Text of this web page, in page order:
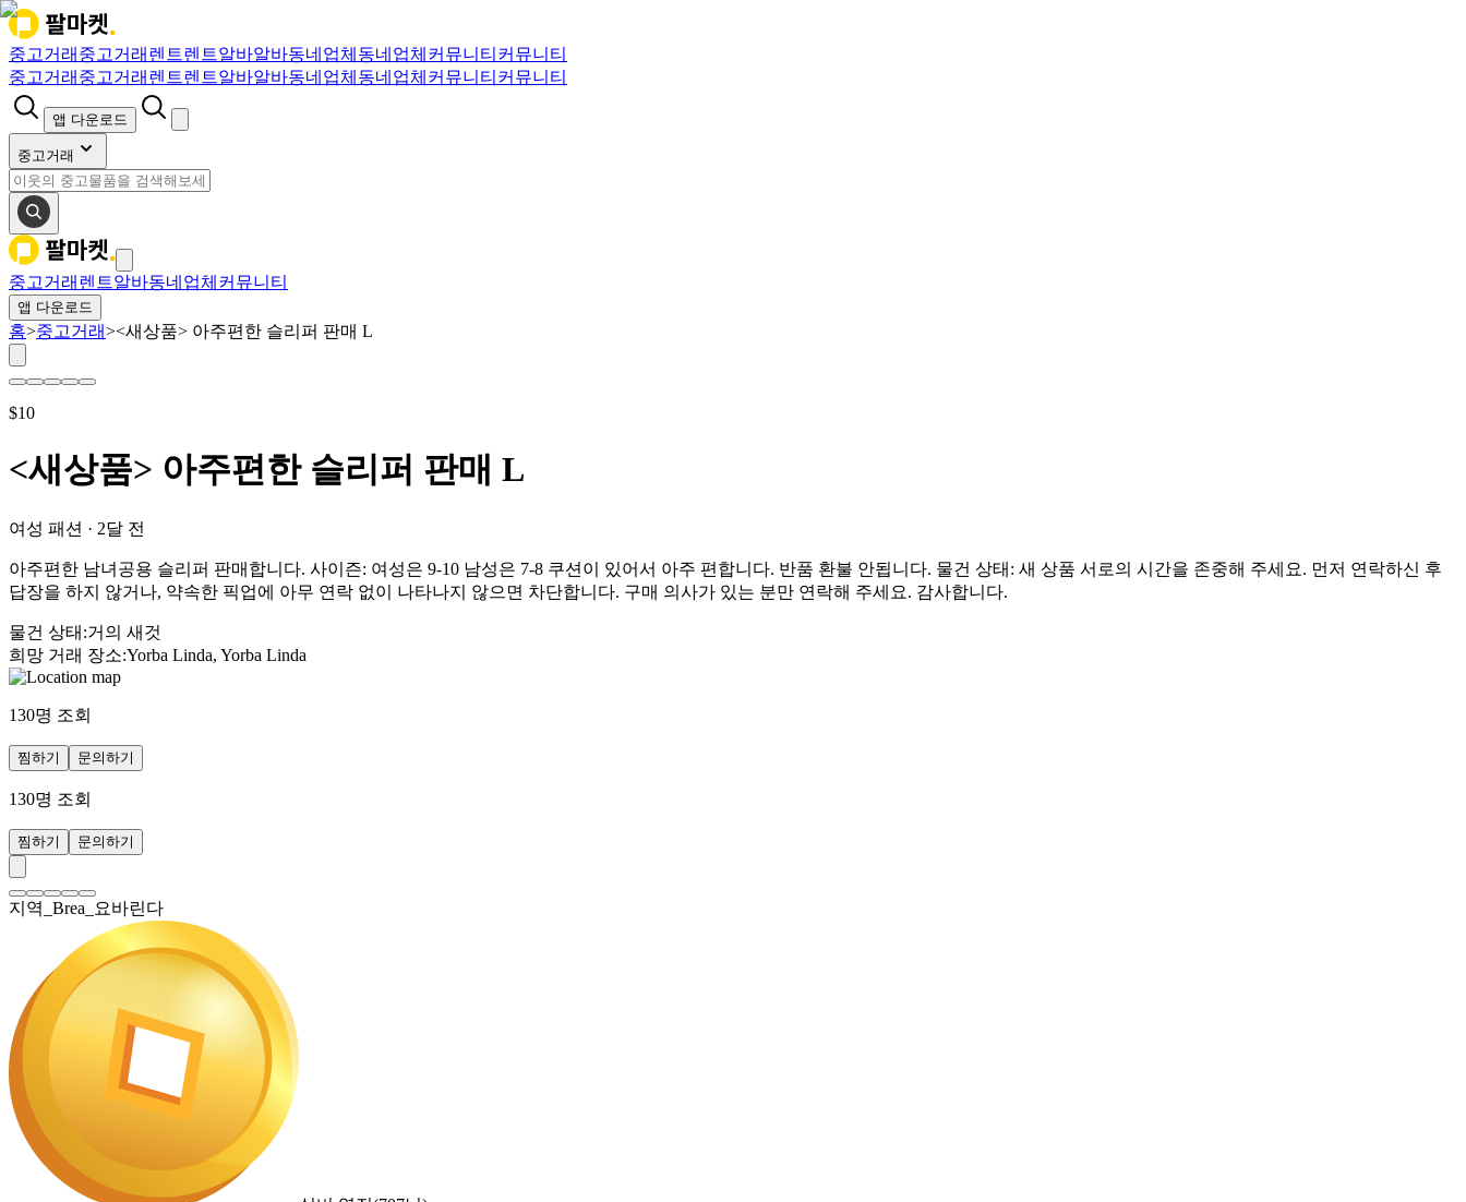
중고거래 중고거래 렌트렌트알바알바동네업체 동네업체 커뮤니티 커뮤니티
중고거래 중고거래 렌트렌트알바알바동네업체 동네업체 커뮤니티 커뮤니티
앱 다운로드
중고거래
중고거래 렌트알바동네업체 커뮤니티
앱 다운로드
홈>중고거래><새상품> 아주편한 슬리퍼 판매 L
$10
<새상품> 아주편한 슬리퍼 판매 L
여성 패션 · 2달 전
아주편한 남녀공용 슬리퍼 판매합니다. 사이즌: 여성은 9-10 남성은 7-8 쿠션이 있어서 아주 편합니다. 반품 환불 안됩니다. 물건 상태: 새 상품 서로의 시간을 존중해 주세요. 먼저 연락하신 후
답장을 하지 않거나, 약속한 픽업에 아무 연락 없이 나타나지 않으면 차단합니다. 구매 의사가 있는 분만 연락해 주세요. 감사합니다.
물건 상태 :거의 새것
희망 거래 장소:Yorba Linda, Yorba Linda
130명 조회
찜하기 문의하기
130명 조회
찜하기 문의하기
지역_Brea_요바린다